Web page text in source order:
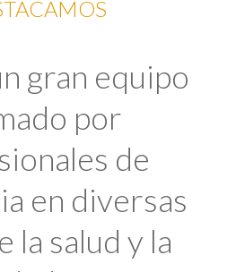
gran equipo
por
de
en diversas
la salud y la